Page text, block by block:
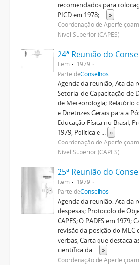
recomendados para
PICD em 1978; ... »
Coordenação de
Nível Superior (CAPES)
Item
1979
Parte deConselhos
Agenda da reunião; Ata da
Setorial de Capacitação de
de Meteorologia; Relatório
e Diretrizes Gerais para a
Educação Física no Brasil;
1979; Política e ... »
Coordenação de
Nível Superior (CAPES)
Item
1979
Parte deConselhos
Agenda da reunião; Ata da
despesas; Protocolo de
CAPES; O PADES em 1979;
revisão da posição do
verbas; Carta que destaca
científica da ... »
Coordenação de